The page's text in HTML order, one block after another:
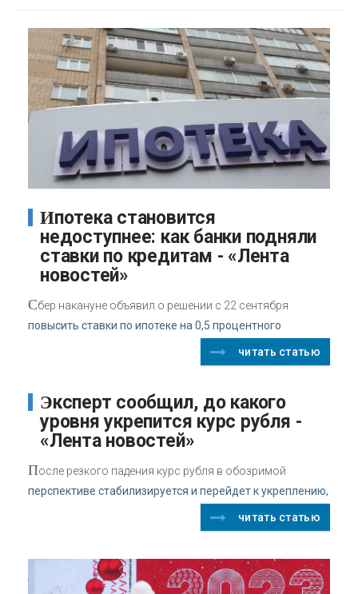
Ипотека становится
недоступнее: как банки подняли
ставки по кредитам - «Лента
новостей»
Сбер накануне объявил о решении с 22 сентября
повысить ставки по ипотеке на 0,5 процентного
читать статью
Эксперт сообщил, до какого
уровня укрепится курс рубля -
«Лента новостей»
После резкого падения курс рубля в обозримой
перспективе стабилизируется и перейдет к укреплению,
читать статью